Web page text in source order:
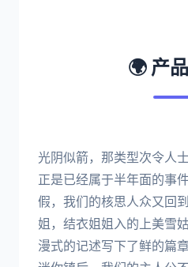
🌍 产
光阴似箭，那类型次令人
正是已经属于半年面的事
假，我们的核思人众又回
姐，结衣姐姐入的上美雪
漫式的记述写下了鲜的篇